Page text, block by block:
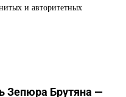
и авторитетных
Зепюра Брутяна —